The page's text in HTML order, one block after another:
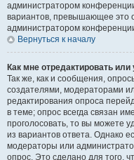
администратором
вариантов, превышающее это
администратором
Вернуться к началу
Как мне отредактировать
Так же, как и сообщения,
создателями, модераторами
редактирования опроса
в теме; опрос всегда связан
проголосовать, то вы можете
из вариантов ответа. Однако
модераторы или
опрос. Это сделано для того,